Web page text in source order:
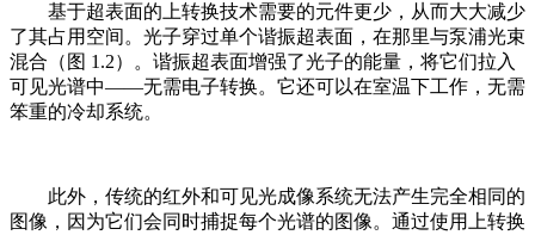
基于超表面的上转换技术需要的元件更少，从而大大减少
了其占用空间。光子穿过单个谐振超表面，在那里与泵浦光束
混合（图 1.2）。谐振超表面增强了光子的能量，将它们拉入
可见光谱中——无需电子转换。它还可以在室温下工作，无需
笨重的冷却系统。
此外，传统的红外和可见光成像系统无法产生完全相同的
图像，因为它们会同时捕捉每个光谱的图像。通过使用上转换